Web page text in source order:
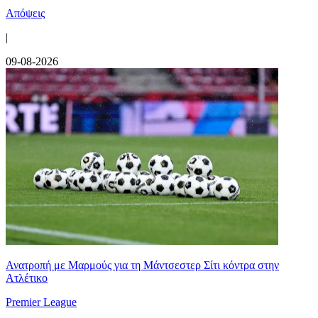
Απόψεις
|
09-08-2026
Ανατροπή με Μαρμούς για τη Μάντσεστερ Σίτι κόντρα στην
Ατλέτικο
Premier League